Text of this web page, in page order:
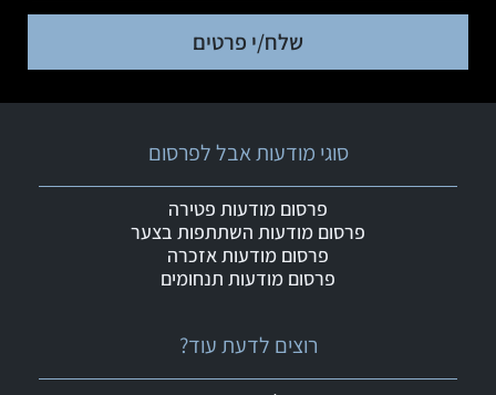
שלח/י פרטים
רוצים לדעת עוד?
סוגי מודעות אבל לפרסום
פרסום מודעות פטירה
פרסום מודעות השתתפות בצער
פרסום מודעות אזכרה
פרסום מודעות תנחומים